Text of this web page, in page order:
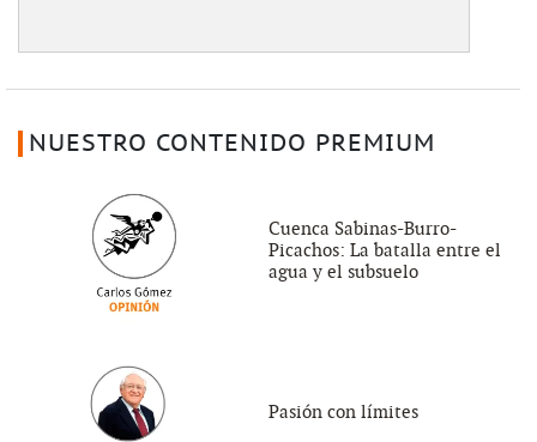
NUESTRO CONTENIDO PREMIUM
Cuenca Sabinas-Burro-
Picachos: La batalla entre el
agua y el subsuelo
Pasión con límites